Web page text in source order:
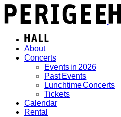
About
Concerts
Events in 2026
Past Events
Lunchtime Concerts
Tickets
Calendar
Rental